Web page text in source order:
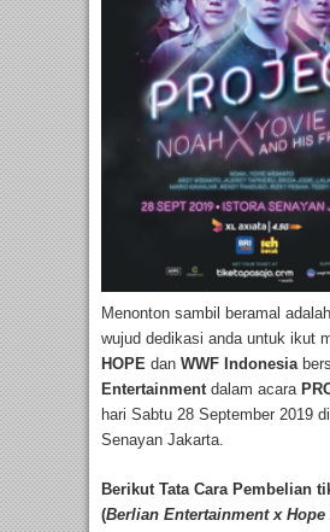
Menonton sambil beramal
wujud dedikasi anda untuk ikut
HOPE dan WWF Indonesia
Entertainmentdalam acara
hari Sabtu 28 September 2019
Senayan Jakarta.
Berikut Tata Cara Pembelian
(Berlian Entertainment x Hope